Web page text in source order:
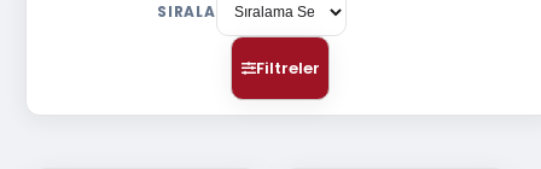
SIRALA
Filtreler